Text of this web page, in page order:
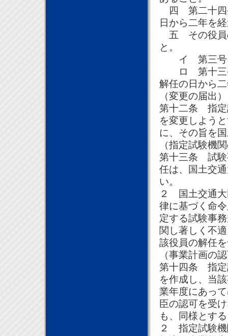
四 第二十四
日から二年を
五 その役員
と。
イ 第三号
ロ 第十三条
解任の日から
（変更の届出）
第十二条 指定
を変更しよう
に、その旨を
（指定試験機
第十三条 試験
任は、国土交
い。
２ 国土交通大
律に基づく命
定する試験事
関し著しく不
該役員の解任
（事業計画の
第十四条 指定
を作成し、当
業年度にあっ
臣の認可を受
も、同様とす
２ 指定試験機